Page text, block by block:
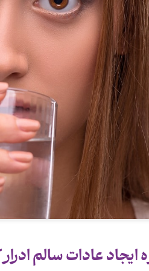
ایجاد عادات سالم